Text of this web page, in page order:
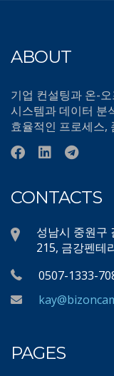
ABOUT
기업 컨설팅과 온-
시스템과 데이터 분
효율적인 프로세스,
CONTACTS
성남시 중원구
215, 금강펜테
0507-1333-
PAGES